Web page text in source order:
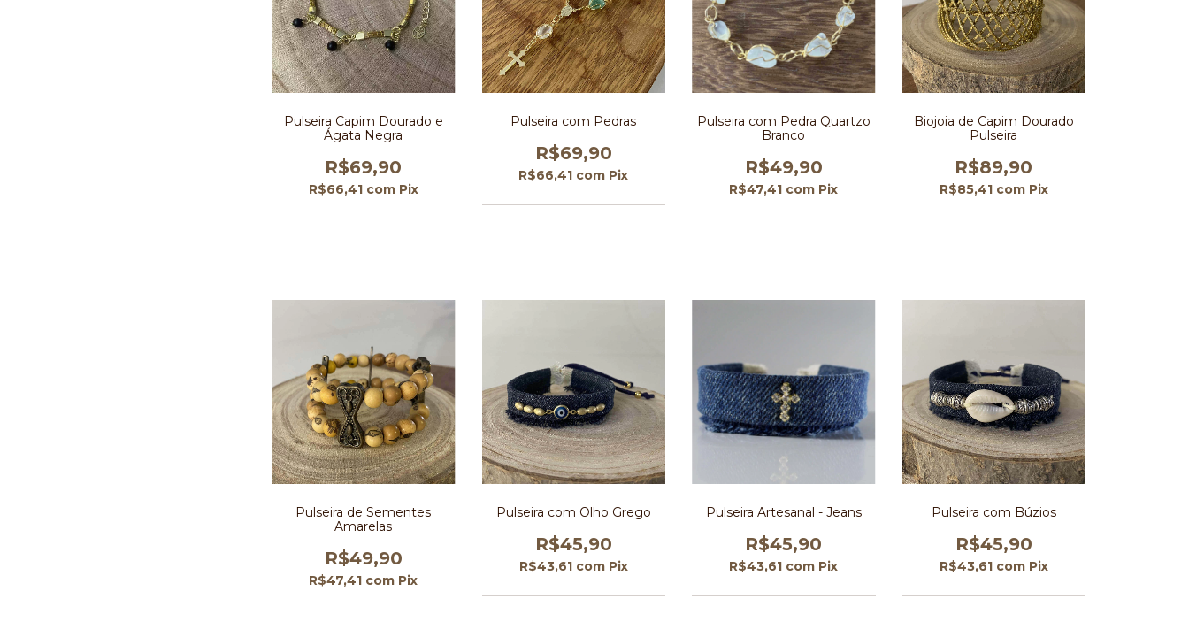
Pulseira Capim Dourado e
Ágata Negra
R$69,90
R$66,41 com Pix
Pulseira com Pedras
R$69,90
R$66,41 com Pix
Pulseira com Pedra Quartzo
Branco
R$49,90
R$47,41 com Pix
Biojoia de Capim Dourado
Pulseira
R$89,90
R$85,41 com Pix
Pulseira de Sementes
Amarelas
R$49,90
R$47,41 com Pix
Pulseira com Olho Grego
R$45,90
R$43,61 com Pix
Pulseira Artesanal - Jeans
R$45,90
R$43,61 com Pix
Pulseira com Búzios
R$45,90
R$43,61 com Pix